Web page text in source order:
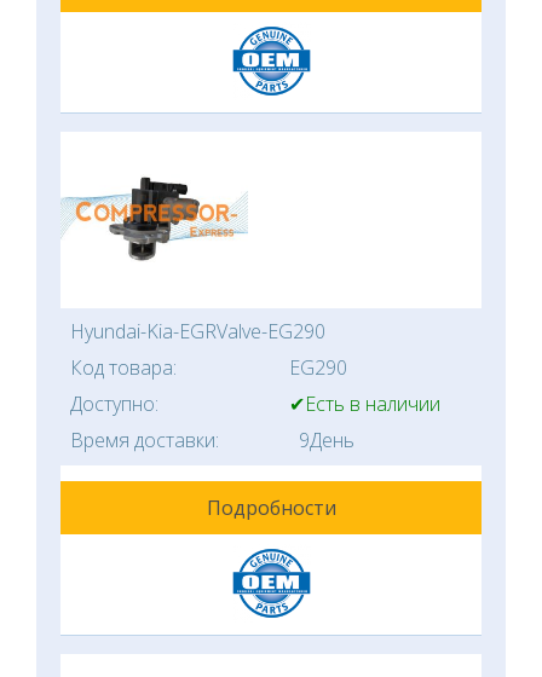
Hyundai-Kia-EGRValve-EG290
Код товара:
EG290
Доступно:
✔Есть в наличии
Время доставки:
9День
Подробности